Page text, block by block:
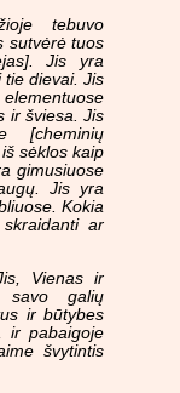
tebuvo
sutvėrė tuos
Jis yra
tie dievai. Jis
ir šviesa. Jis
[cheminių
sėklos kaip
gimusiuose
Jis yra
Kokia
ar
Vienas ir
savo galių
ir būtybes
ir pabaigoje
švytintis